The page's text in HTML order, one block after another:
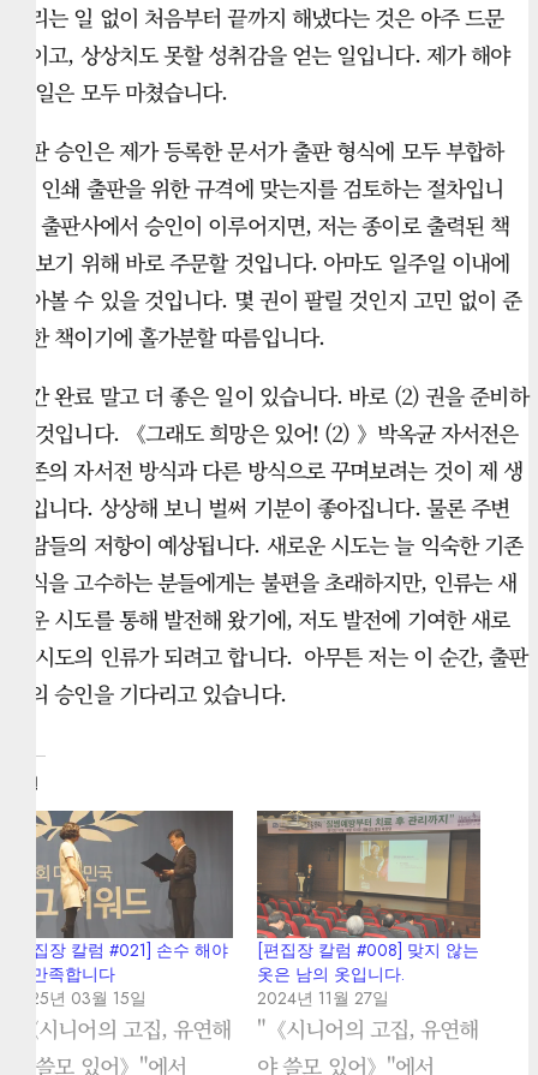
빌리는 일 없이 처음부터 끝까지 해냈다는 것은 아주 드문
일이고, 상상치도 못할 성취감을 얻는 일입니다. 제가 해야
할 일은 모두 마쳤습니다.
출판 승인은 제가 등록한 문서가 출판 형식에 모두 부합하
고, 인쇄 출판을 위한 규격에 맞는지를 검토하는 절차입니
다. 출판사에서 승인이 이루어지면, 저는 종이로 출력된 책
을 보기 위해 바로 주문할 것입니다. 아마도 일주일 이내에
받아볼 수 있을 것입니다. 몇 권이 팔릴 것인지 고민 없이 준
비한 책이기에 홀가분할 따름입니다.
출간 완료 말고 더 좋은 일이 있습니다. 바로 (2) 권을 준비하
는 것입니다. 《그래도 희망은 있어! (2) 》박옥균 자서전은
기존의 자서전 방식과 다른 방식으로 꾸며보려는 것이 제 생
각입니다. 상상해 보니 벌써 기분이 좋아집니다. 물론 주변
사람들의 저항이 예상됩니다. 새로운 시도는 늘 익숙한 기존
방식을 고수하는 분들에게는 불편을 초래하지만, 인류는 새
로운 시도를 통해 발전해 왔기에, 저도 발전에 기여한 새로
운 시도의 인류가 되려고 합니다. 아무튼 저는 이 순간, 출판
사의 승인을 기다리고 있습니다.
관련
[편집장 칼럼 #021] 손수 해야
더 만족합니다
2025년 03월 15일
"《시니어의 고집, 유연해
야 쓸모 있어》"에서
[편집장 칼럼 #008] 맞지 않는
옷은 남의 옷입니다.
2024년 11월 27일
"《시니어의 고집, 유연해
야 쓸모 있어》"에서